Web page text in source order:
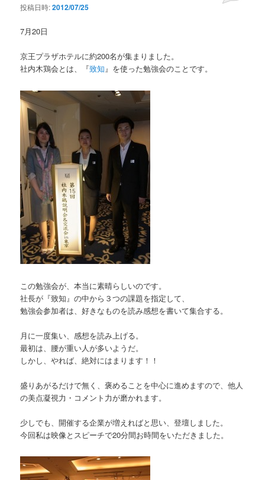
投稿日時:2012/07/25
7月20日
京王プラザホテルに約200名が集まりました。
社内木鶏会とは、『致知』を使った勉強会のことです。
この勉強会が、本当に素晴らしいのです。
社長が『致知』の中から３つの課題を指定して、
勉強会参加者は、好きなものを読み感想を書いて集合する。
月に一度集い、感想を読み上げる。
最初は、腰が重い人が多いようだ。
しかし、やれば、絶対にはまります！！
盛りあがるだけで無く、褒めることを中心に進めますので、他人
の美点凝視力・コメント力が磨かれます。
少しでも、開催する企業が増えればと思い、登壇しました。
今回私は映像とスピーチで20分間お時間をいただきました。